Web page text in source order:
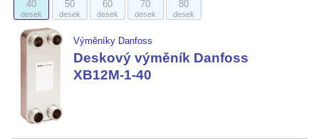
40
desek
50
desek
60
desek
70
desek
80
desek
Výměníky Danfoss
Deskový výměník Danfoss
XB12M-1-40